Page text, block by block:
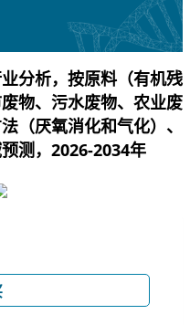
分析，按原料（有机残
物、污水废物、农业废
（厌氧消化和气化）、
测，2026-2034年